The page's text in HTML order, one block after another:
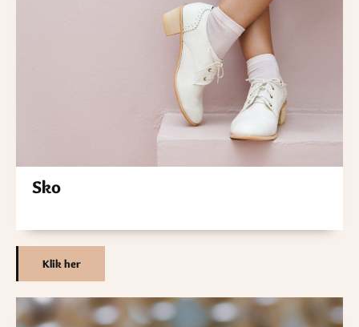
Sko
Klik her